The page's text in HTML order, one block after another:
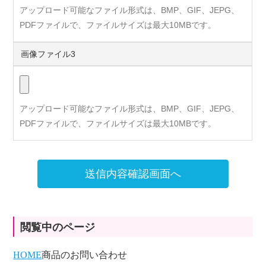
アップロード可能なファイル形式は、BMP、GIF、JEPG、
PDFファイルで、ファイルサイズは最大10MBです。
画像ファイル3
アップロード可能なファイル形式は、BMP、GIF、JEPG、
PDFファイルで、ファイルサイズは最大10MBです。
送信内容確認画面へ
閲覧中のページ
HOME商品のお問い合わせ